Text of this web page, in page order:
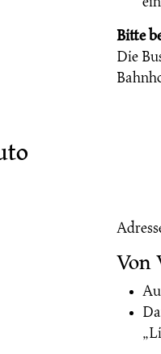
Bitte
Die
Von